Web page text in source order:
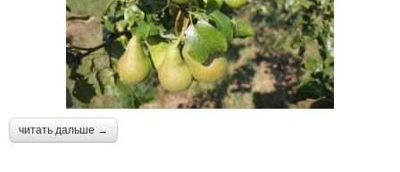
читать дальше →